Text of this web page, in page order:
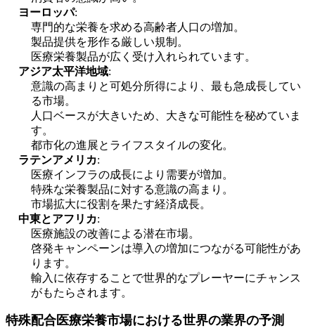
ヨーロッパ:
専門的な栄養を求める高齢者人口の増加。
製品提供を形作る厳しい規制。
医療栄養製品が広く受け入れられています。
アジア太平洋地域:
意識の高まりと可処分所得により、最も急成長してい
る市場。
人口ベースが大きいため、大きな可能性を秘めていま
す。
都市化の進展とライフスタイルの変化。
ラテンアメリカ:
医療インフラの成長により需要が増加。
特殊な栄養製品に対する意識の高まり。
市場拡大に役割を果たす経済成長。
中東とアフリカ:
医療施設の改善による潜在市場。
啓発キャンペーンは導入の増加につながる可能性があ
ります。
輸入に依存することで世界的なプレーヤーにチャンス
がもたらされます。
特殊配合医療栄養市場における世界の業界の予測